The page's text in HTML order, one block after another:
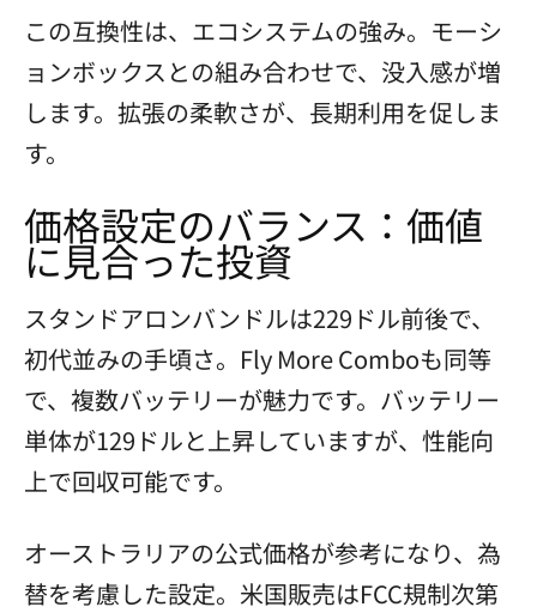
この互換性は、エコシステムの強み。モーシ
ョンボックスとの組み合わせで、没入感が増
します。拡張の柔軟さが、長期利用を促しま
す。
価格設定のバランス：価値
に見合った投資
スタンドアロンバンドルは229ドル前後で、
初代並みの手頃さ。Fly More Comboも同等
で、複数バッテリーが魅力です。バッテリー
単体が129ドルと上昇していますが、性能向
上で回収可能です。
オーストラリアの公式価格が参考になり、為
替を考慮した設定。米国販売はFCC規制次第